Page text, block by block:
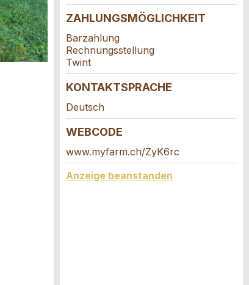
ZAHLUNGSMÖGLICHKEIT
Barzahlung
Rechnungsstellung
Twint
KONTAKTSPRACHE
Deutsch
WEBCODE
www.myfarm.ch/ZyK6rc
Anzeige beanstanden